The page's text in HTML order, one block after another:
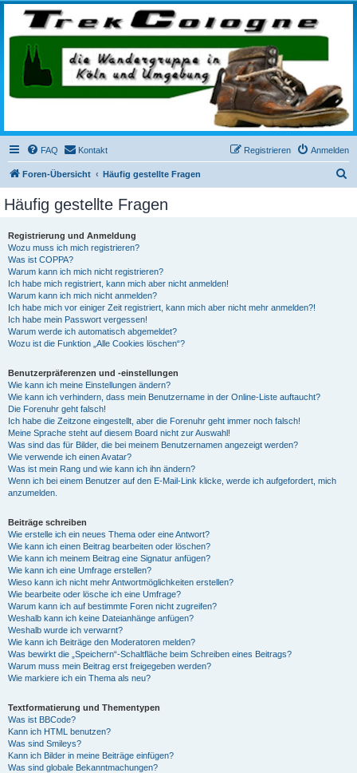
trekcologne.de
Wanderungen rund um Köln
FAQ Kontakt Anmelden
Registrieren
Foren-Übersicht Häufig gestellte Fragen
Häufig gestellte Fragen
Registrierung und Anmeldung
Wozu muss ich mich registrieren?
Was ist COPPA?
Warum kann ich mich nicht registrieren?
Ich habe mich registriert, kann mich aber nicht anmelden!
Warum kann ich mich nicht anmelden?
Ich habe mich vor einiger Zeit registriert, kann mich aber nicht mehr anmelden?!
Ich habe mein Passwort vergessen!
Warum werde ich automatisch abgemeldet?
Wozu ist die Funktion „Alle Cookies löschen“?
Benutzerpräferenzen und -einstellungen
Wie kann ich meine Einstellungen ändern?
Wie kann ich verhindern, dass mein Benutzername in der Online-Liste auftaucht?
Die Forenuhr geht falsch!
Ich habe die Zeitzone eingestellt, aber die Forenuhr geht immer noch falsch!
Meine Sprache steht auf diesem Board nicht zur Auswahl!
Was sind das für Bilder, die bei meinem Benutzernamen angezeigt werden?
Wie verwende ich einen Avatar?
Was ist mein Rang und wie kann ich ihn ändern?
Wenn ich bei einem Benutzer auf den E-Mail-Link klicke, werde ich aufgefordert, mich
anzumelden.
Beiträge schreiben
Wie erstelle ich ein neues Thema oder eine Antwort?
Wie kann ich einen Beitrag bearbeiten oder löschen?
Wie kann ich meinem Beitrag eine Signatur anfügen?
Wie kann ich eine Umfrage erstellen?
Wieso kann ich nicht mehr Antwortmöglichkeiten erstellen?
Wie bearbeite oder lösche ich eine Umfrage?
Warum kann ich auf bestimmte Foren nicht zugreifen?
Weshalb kann ich keine Dateianhänge anfügen?
Weshalb wurde ich verwarnt?
Wie kann ich Beiträge den Moderatoren melden?
Was bewirkt die „Speichern“-Schaltfläche beim Schreiben eines Beitrags?
Warum muss mein Beitrag erst freigegeben werden?
Wie markiere ich ein Thema als neu?
Textformatierung und Thementypen
Was ist BBCode?
Kann ich HTML benutzen?
Was sind Smileys?
Kann ich Bilder in meine Beiträge einfügen?
Was sind globale Bekanntmachungen?